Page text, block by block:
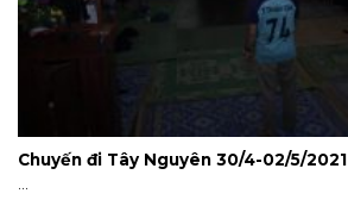
Chuyến đi Tây Nguyên 30/4-02/5/2021
...